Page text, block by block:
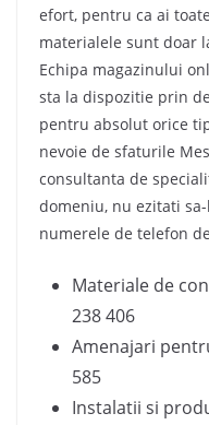
efort, pentru ca ai
materialele sunt doar
Echipa magazinului
sta la dispozitie prin
pentru absolut orice
nevoie de sfaturile
consultanta de
domeniu, nu ezitati
numerele de telefon
Materiale de
238 406
Amenajari
585
Instalatii si